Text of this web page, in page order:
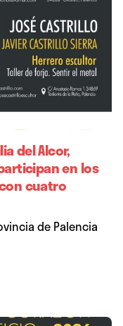
del Alcor,
en los
cuatro
de Palencia